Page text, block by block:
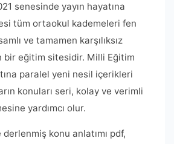
senesinde yayın hayatına
tüm ortaokul kademeleri fen
ve tamamen karşılıksız
bir eğitim sitesidir. Milli Eğitim
paralel yeni nesil içerikleri
konuları seri, kolay ve verimli
yardımcı olur.
konu anlatımı pdf,